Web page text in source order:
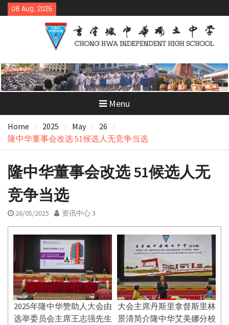
Skip
to
08 Aug, 2026
Menu
Home 2025 May
26
隆中华董事会改选 51候选人无竞争当选
隆中华董事会改选 51候选人无
竞争当选
26/05/2025 资讯中心 3
2025年隆中华赞助人大会由
选举委员会主席王志强先生
大会主席丹斯里拿督斯里林
景清简介隆中华艾美娜分校